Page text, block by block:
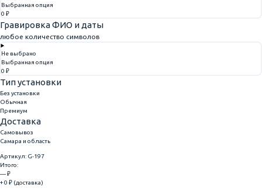
Выбранная опция
0 ₽
Гравировка ФИО и даты
любое количество символов
Не выбрано
Выбранная опция
0 ₽
Тип установки
Без установки
Обычная
Премиум
Доставка
Самовывоз
Самара и область
Артикул: G-197
Итого:
— ₽
+ 0 ₽ (доставка)